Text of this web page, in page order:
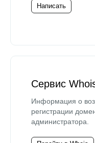
Написать
Сервис
Информация о
регистрации
администратора.